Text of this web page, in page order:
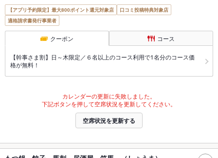
【アプリ予約限定】最大800ポイント還元対象店
口コミ投稿特典対象店
適格請求書発行事業者
クーポン コース
【幹事さま割】日～木限定／６名以上のコース利用で1名分のコース価
格が無料！
カレンダーの更新に失敗しました。
下記ボタンを押して空席状況を更新してください。
空席状況を更新する